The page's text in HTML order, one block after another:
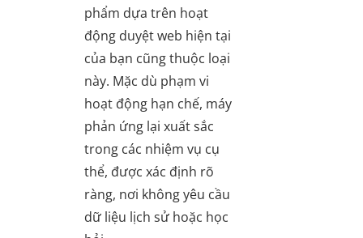
phẩm dựa trên hoạt
động duyệt web hiện tại
của bạn cũng thuộc loại
này. Mặc dù phạm vi
hoạt động hạn chế, máy
phản ứng lại xuất sắc
trong các nhiệm vụ cụ
thể, được xác định rõ
ràng, nơi không yêu cầu
dữ liệu lịch sử hoặc học